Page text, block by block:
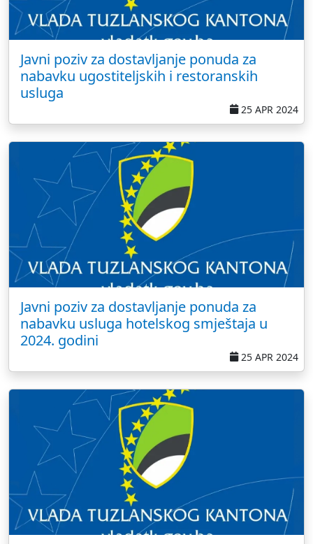
Javni poziv za dostavljanje ponuda za
nabavku ugostiteljskih i restoranskih
usluga
25 APR 2024
Javni poziv za dostavljanje ponuda za
nabavku usluga hotelskog smještaja u
2024. godini
25 APR 2024